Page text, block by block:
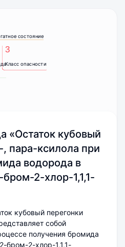
состояние
Класс опасности
3
«Остаток кубовый
пара-ксилола при
водорода в
2-хлор-1,1,1-
кубовый перегонки
собой
получения бромида
бром-2-хлор-1,1,1-